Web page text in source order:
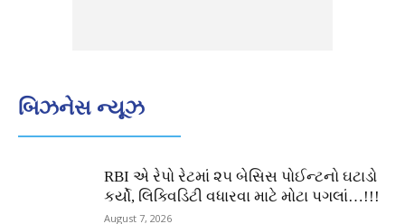
બિઝનેસ ન્યૂઝ
RBI એ રેપો રેટમાં ૨૫ બેસિસ પોઈન્ટનો ઘટાડો
કર્યો, લિક્વિડિટી વધારવા માટે મોટા પગલાં…!!!
August 7, 2026